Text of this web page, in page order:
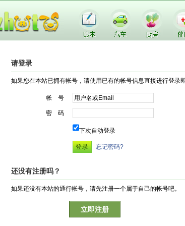
请登录
如果您在本站已拥有帐号，请使用已有的帐号信息直接进行登录
帐 号
密 码
下次自动登录
忘记密码?
还没有注册吗？
如果还没有本站的通行帐号，请先注册一个属于自己的帐号吧。
立即注册